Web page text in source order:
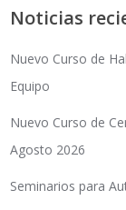
Noticias
Nuevo Curso de
Equipo
Nuevo Curso de
Agosto 2026
Seminarios para